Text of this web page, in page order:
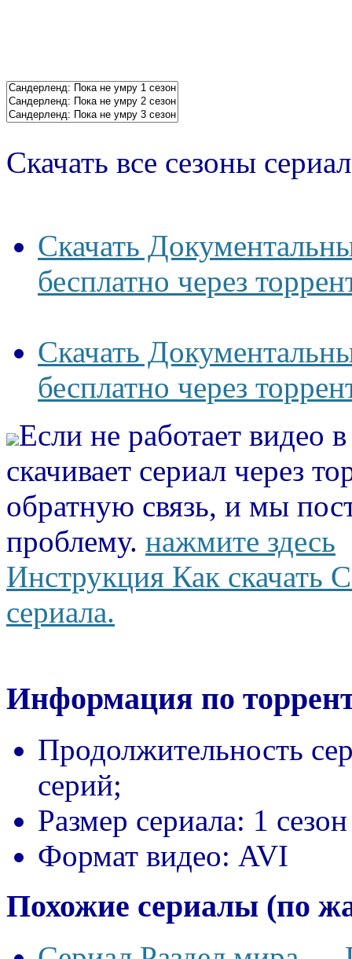
Скачать все сезоны
Скачать
бесплатно через
Скачать
бесплатно через
Если не работает видео
скачивает сериал через
обратную связь, и мы
проблему. нажмите здесь
Инструкция Как скачать
сериала.
Информация по
Продолжительность
серий;
Размер сериала: 1
Формат видео: AVI
Похожие сериалы (по